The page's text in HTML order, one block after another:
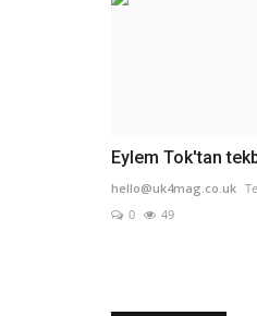
Eylem Tok'tan
hello@uk4mag.co.uk
0
49